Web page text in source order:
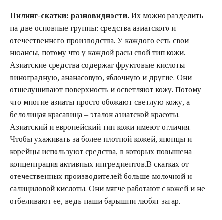
Пилинг-скатки: разновидности. Их можно разделить
на две основные группы: средства азиатского и
отечественного производства. У каждого есть свои
нюансы, потому что у каждой расы свой тип кожи.
Азиатские средства содержат фруктовые кислоты –
виноградную, ананасовую, яблочную и другие. Они
отшелушивают поверхность и осветляют кожу. Потому
что многие азиаты просто обожают светлую кожу, а
белолицая красавица – эталон азиатской красоты.
Азиатский и европейский тип кожи имеют отличия.
Чтобы ухаживать за более плотной кожей, японцы и
корейцы используют средства, в которых повышена
концентрация активных ингредиентов.В скатках от
отечественных производителей больше молочной и
салициловой кислоты. Они мягче работают с кожей и не
отбеливают ее, ведь наши барышни любят загар.